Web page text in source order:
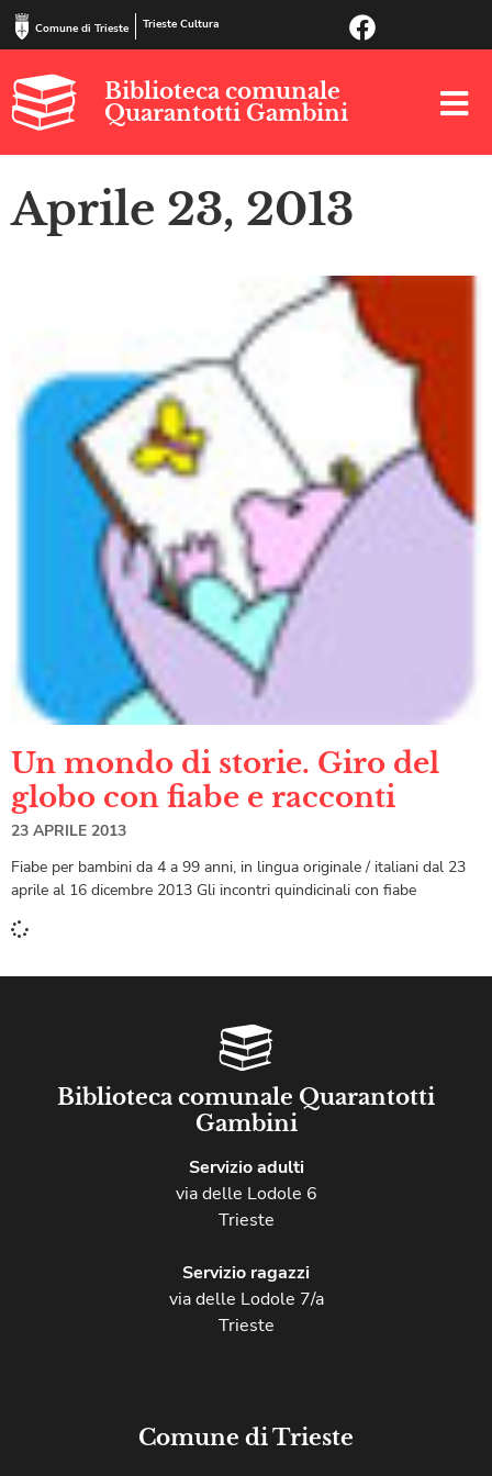
Comune di Trieste Trieste Cultura
Biblioteca comunale
Quarantotti Gambini
Aprile 23, 2013
Un mondo di storie. Giro del
globo con fiabe e racconti
23 APRILE 2013
Fiabe per bambini da 4 a 99 anni, in lingua originale / italiani dal 23
aprile al 16 dicembre 2013 Gli incontri quindicinali con fiabe
Biblioteca comunale Quarantotti
Gambini
Servizio adulti
via delle Lodole 6
Trieste
Servizio ragazzi
via delle Lodole 7/a
Trieste
Comune di Trieste